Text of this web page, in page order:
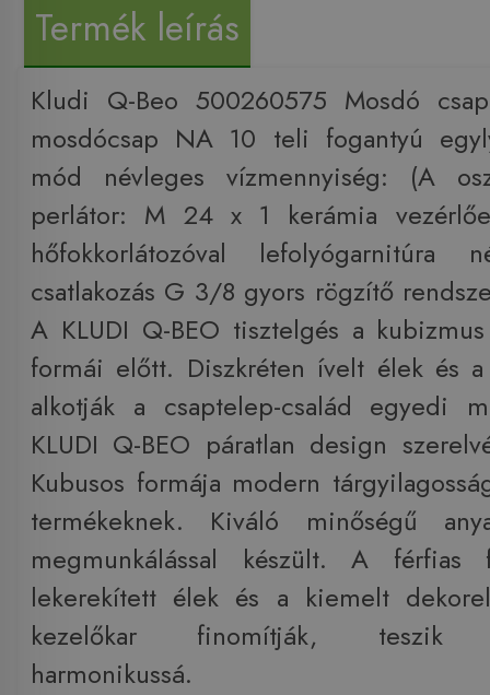
Termék leírás
Kludi Q-Beo 500260575 Mosdó
mosdócsap NA 10 teli fogantyú
mód névleges vízmennyiség: (A
perlátor: M 24 x 1 kerámia
hőfokkorlátozóval lefolyógarnitúra
csatlakozás G 3/8 gyors rögzítő
A KLUDI Q-BEO tisztelgés a
formái előtt. Diszkréten ívelt élek és
alkotják a csaptelep-család egyedi
KLUDI Q-BEO páratlan design
Kubusos formája modern
termékeknek. Kiváló minőségű
megmunkálással készült. A férfias
lekerekített élek és a kiemelt
kezelőkar finomítják, teszik
harmonikussá.